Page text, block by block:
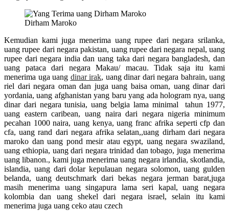
Dirham Maroko
Kemudian kami juga menerima uang rupee dari negara srilanka,
uang rupee dari negara pakistan, uang rupee dari negara nepal, uang
rupee dari negara india dan uang taka dari negara bangladesh, dan
uang pataca dari negara Makau/ macau. Tidak saja itu kami
menerima uga uang dinar irak, uang dinar dari negara bahrain, uang
riel dari negara oman dan juga uang baisa oman, uang dinar dari
yordania, uang afghanistan yang baru yang ada hologram nya, uang
dinar dari negara tunisia, uang belgia lama minimal tahun 1977,
uang eastern caribean, uang naira dari negara nigeria minimum
pecahan 1000 naira, uang kenya, uang franc afrika seperti cfp dan
cfa, uang rand dari negara afrika selatan,,uang dirham dari negara
maroko dan uang pond mesir atau egypt, uang negara swaziland,
uang ethiopia, uang dari negara trinidad dan tobago, juga menerima
uang libanon., kami juga menerima uang negara irlandia, skotlandia,
islandia, uang dari dolar kepulauan negara solomon, uang gulden
belanda, uang deutschmark dari bekas negara jerman barat,juga
masih menerima uang singapura lama seri kapal, uang negara
kolombia dan uang shekel dari negara israel, selain itu kami
menerima juga uang ceko atau czech